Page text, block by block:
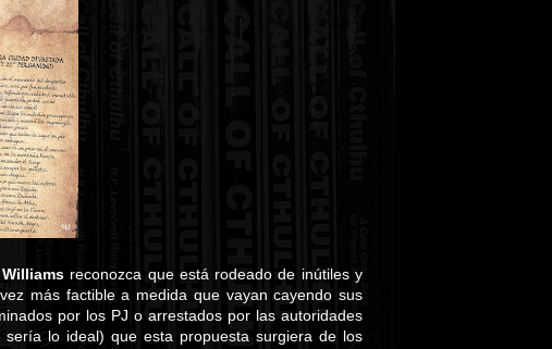
reconozca que está rodeado de inútiles y
más factible a medida que vayan cayendo sus
por los PJ o arrestados por las autoridades
lo ideal) que esta propuesta surgiera de los